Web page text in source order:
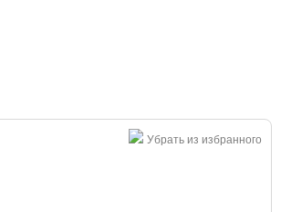
Убрать из избранного